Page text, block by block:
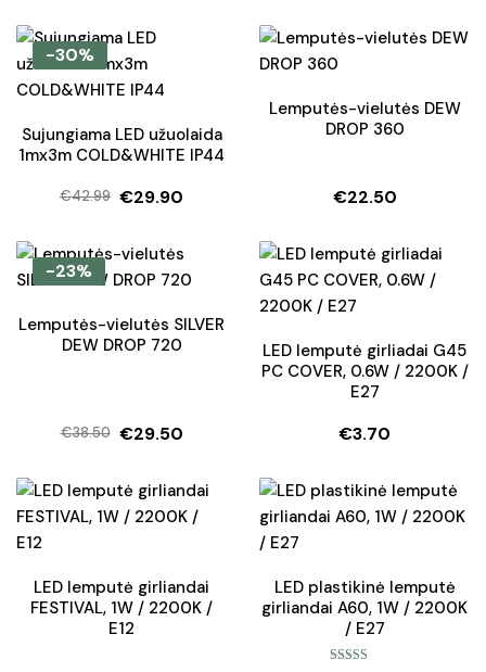
was:
€95.50.
is:
€81.20.
was:
is:
-30%
Sujungiama LED užuolaida
1mx3m COLD&WHITE IP44
€42.99
Original
was:
€42.99.
€29.90
Current
is:
€29.90.
Lemputės-vielutės DEW
DROP 360
€22.50
-23%
Lemputės-vielutės SILVER
DEW DROP 720
€38.50
Original
was:
€38.50.
€29.50
Current
is:
€29.50.
LED lemputė girliadai G45
PC COVER, 0.6W / 2200K /
E27
€3.70
LED lemputė girliandai
FESTIVAL, 1W / 2200K /
E12
LED plastikinė lemputė
girliandai A60, 1W / 2200K
/ E27